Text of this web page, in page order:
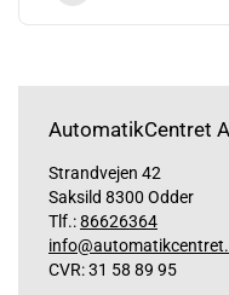
AutomatikCentret
Strandvejen 42
Saksild 8300 Odder
Tlf.:86626364
CVR: 31 58 89 95